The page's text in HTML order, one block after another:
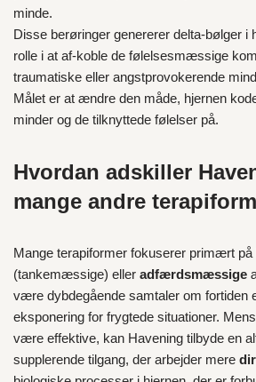
minde.
Disse berøringer genererer delta-bølger i
rolle i at af-koble de følelsesmæssige
traumatiske eller angstprovokerende
Målet er at ændre den måde, hjernen
minder og de tilknyttede følelser på.
Hvordan adskiller
mange andre
Mange terapiformer fokuserer primært på
(tankemæssige) eller adfærdsmæssige
være dybdegående samtaler om fortiden
eksponering for frygtede situationer.
være effektive, kan Havening tilbyde en
supplerende tilgang, der arbejder mere